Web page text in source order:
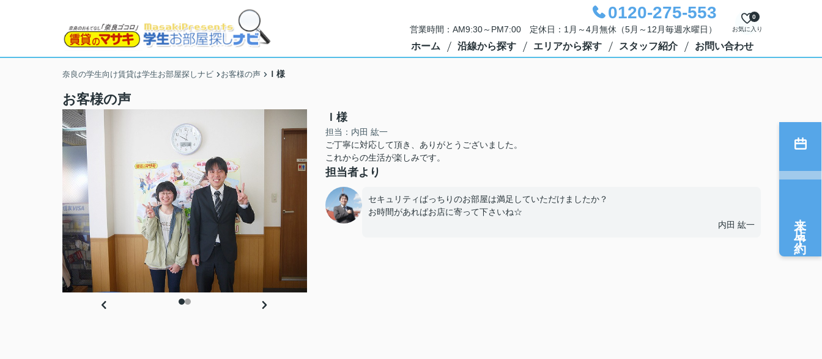
0120-275-553
営業時間：AM9:30～PM7:00 定休日：1月～4月無休（5月～12月毎週水曜日） お気に入り
0
ホーム 沿線から探す エリアから探す スタッフ紹介 お問い合わせ
奈良の学生向け賃貸は学生お部屋探しナビ お客様の声 Ｉ様
お客様の声
Ｉ様
担当：内田 紘一
ご丁寧に対応して頂き、ありがとうございました。
これからの生活が楽しみです。
担当者より
セキュリティばっちりのお部屋は満足していただけましたか？
お時間があればお店に寄って下さいね☆
内田 紘一
来店予約